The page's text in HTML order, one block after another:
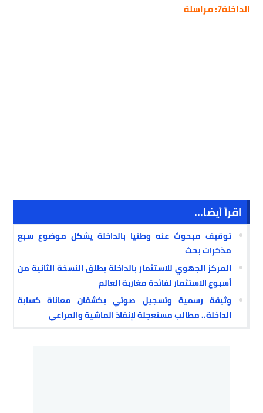
الداخلة7: مراسلة
اقرأ أيضا...
توقيف مبحوث عنه وطنيا بالداخلة يشكل موضوع سبع
مذكرات بحث
المركز الجهوي للاستثمار بالداخلة يطلق النسخة الثانية من
أسبوع الاستثمار لفائدة مغاربة العالم
وثيقة رسمية وتسجيل صوتي يكشفان معاناة كسابة
الداخلة.. مطالب مستعجلة لإنقاذ الماشية والمراعي